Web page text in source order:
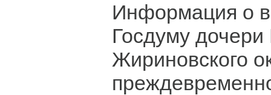
Информация о
Госдуму
Жириновского